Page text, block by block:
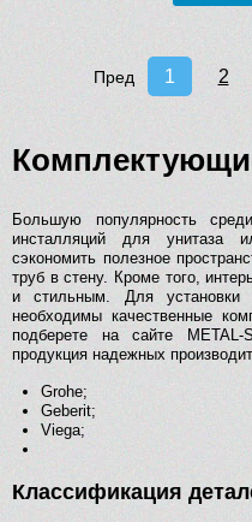
Пред 1 2
Большую популярность
инсталляций для унитаза
сэкономить полезное
труб в стену. Кроме того,
и стильным. Для установки
необходимы качественные
подберете на сайте METAL-
продукция надежных
Grohe;
Geberit;
Viega;
Классификация